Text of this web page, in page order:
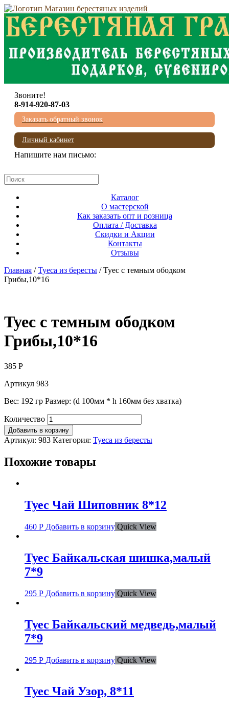
Звоните!
8-914-920-87-03
Заказать обратный звонок
Личный кабинет
Напишите нам письмо:
Каталог
О мастерской
Как заказать опт и розница
Оплата / Доставка
Скидки и Акции
Контакты
Отзывы
Главная /Туеса из бересты / Туес с темным ободком
Грибы,10*16
Туес с темным ободком
Грибы,10*16
385 Р
Артикул 983
Вес: 192 гр Размер: (d 100мм * h 160мм без хватка)
Количество
Добавить в корзину
Артикул: 983 Категория: Туеса из бересты
Похожие товары
Туес Чай Шиповник 8*12
460 Р Добавить в корзину Quick View
Туес Байкальская шишка,малый
7*9
295 Р Добавить в корзину Quick View
Туес Байкальский медведь,малый
7*9
295 Р Добавить в корзину Quick View
Туес Чай Узор, 8*11